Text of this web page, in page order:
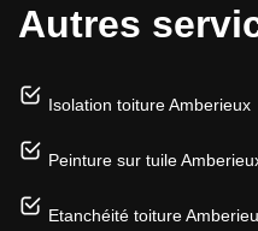
Autres
Isolation toiture Amberieux
Peinture sur tuile
Etanchéité toiture